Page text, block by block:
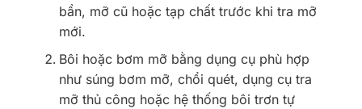
bẩn, mỡ cũ hoặc tạp chất trước khi tra mỡ
mới.
Bôi hoặc bơm mỡ bằng dụng cụ phù hợp
như súng bơm mỡ, chổi quét, dụng cụ tra
mỡ thủ công hoặc hệ thống bôi trơn tự